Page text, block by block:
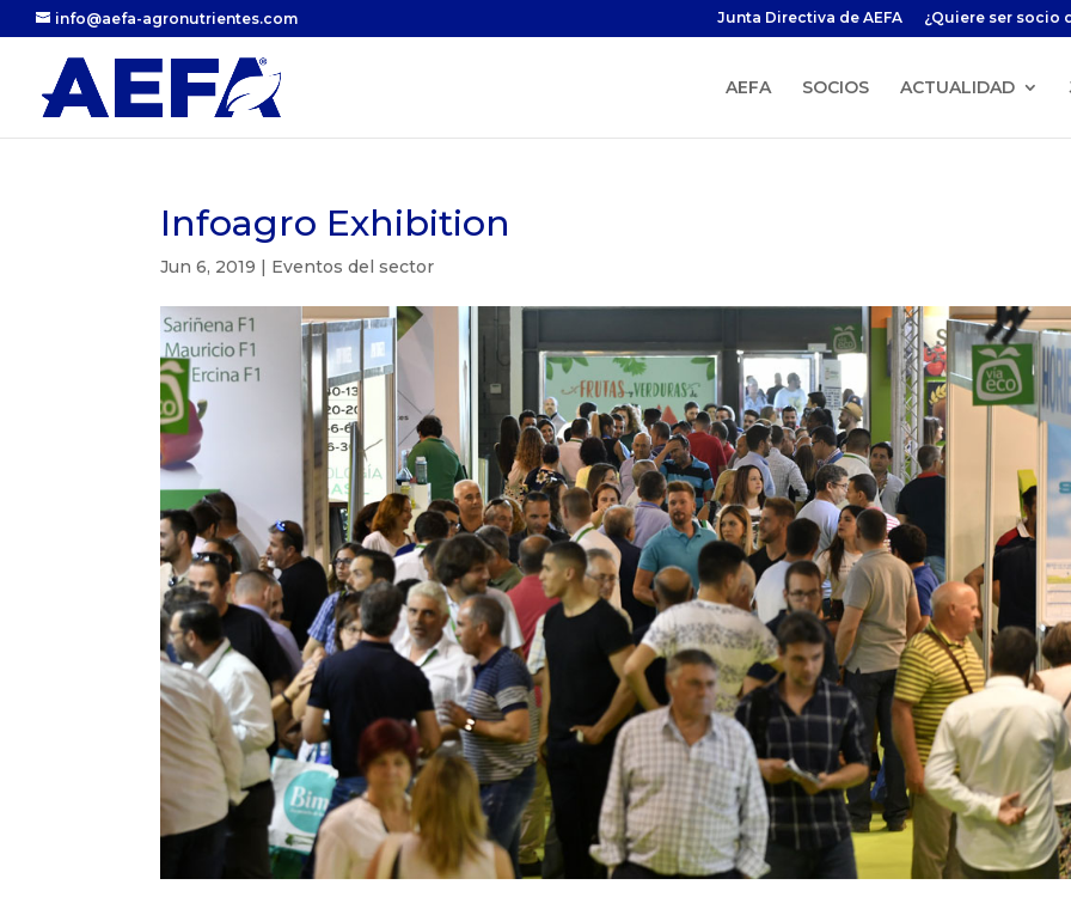
info@aefa-agronutrientes.com Junta Directiva de AEFA ¿Quiere ser socio
AEFA SOCIOS ACTUALIDAD
Infoagro Exhibition
Jun 6, 2019 | Eventos del sector